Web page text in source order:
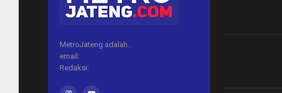
MetroJateng adalah..
email:
Redaksi: